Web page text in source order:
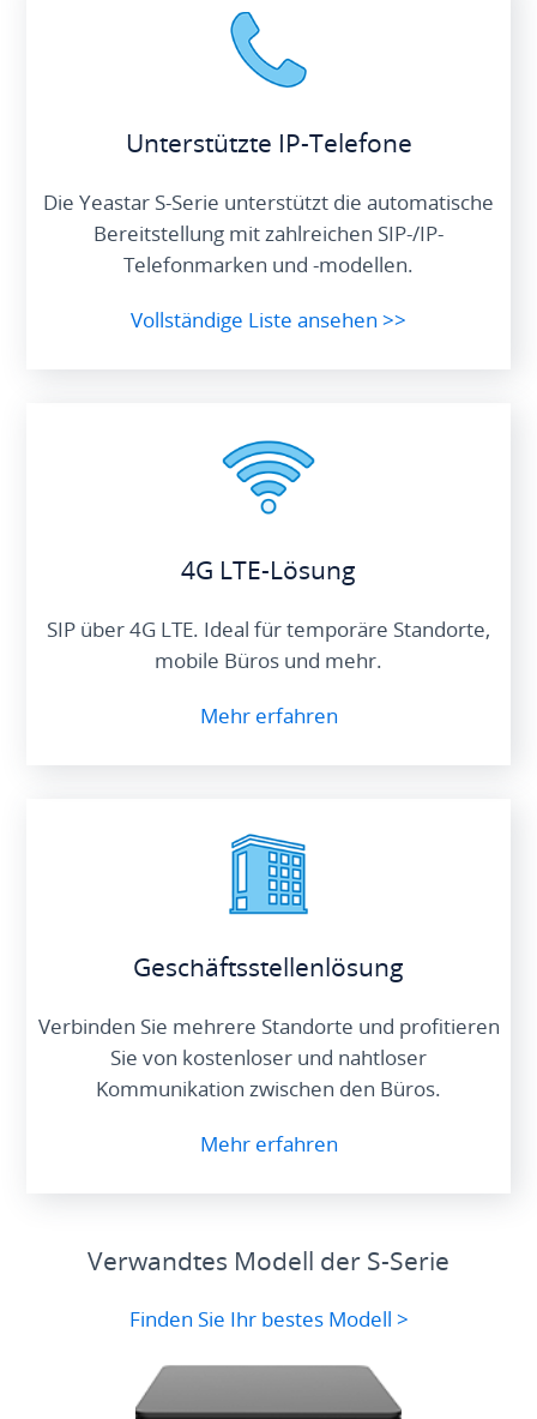
Unterstützte IP-Telefone
Die Yeastar S-Serie unterstützt die automatische
Bereitstellung mit zahlreichen SIP-/IP-
Telefonmarken und -modellen.
Vollständige Liste ansehen >>
4G LTE-Lösung
SIP über 4G LTE. Ideal für temporäre Standorte,
mobile Büros und mehr.
Mehr erfahren
Geschäftsstellenlösung
Verbinden Sie mehrere Standorte und profitieren
Sie von kostenloser und nahtloser
Kommunikation zwischen den Büros.
Mehr erfahren
Verwandtes Modell der S-Serie
Finden Sie Ihr bestes Modell >